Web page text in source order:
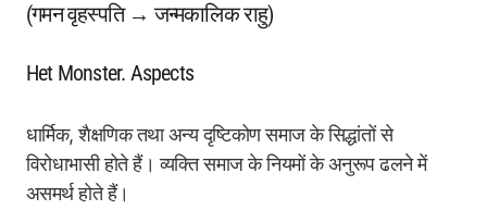
(गमन वृहस्पति → जन्मकालिक राहु)
Het Monster. Aspects
धार्मिक, शैक्षणिक तथा अन्य दृष्टिकोण समाज के सिद्धांतों से
विरोधाभासी होते हैं। व्यक्ति समाज के नियमों के अनुरूप ढलने में
असमर्थ होते हैं।